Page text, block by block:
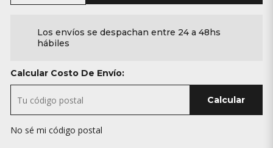
Los envíos se despachan entre 24 a 48hs
hábiles
Calcular Costo De Envío:
Calcular
No sé mi código postal